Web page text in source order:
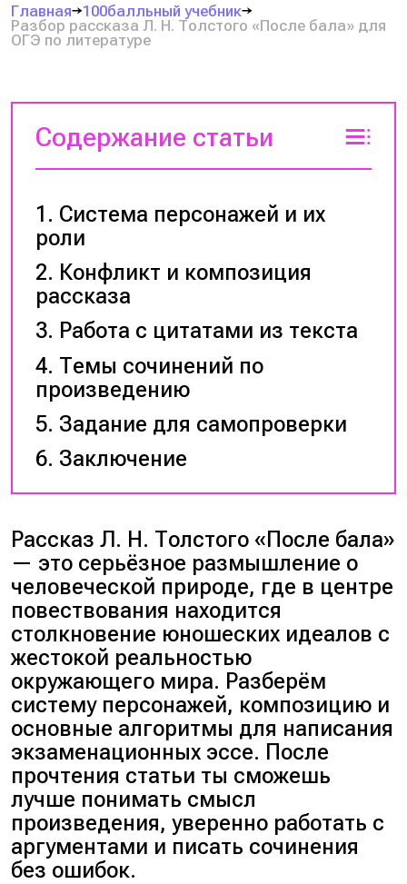
Главная
100балльный учебник
Разбор рассказа Л. Н. Толстого «После бала» для
ОГЭ по литературе
Содержание статьи
Система персонажей и их
роли
Конфликт и композиция
рассказа
Работа с цитатами из текста
Темы сочинений по
произведению
Задание для самопроверки
Заключение
Рассказ Л. Н. Толстого «После бала»
— это серьёзное размышление о
человеческой природе, где в центре
повествования находится
столкновение юношеских идеалов с
жестокой реальностью
окружающего мира. Разберём
систему персонажей, композицию и
основные алгоритмы для написания
экзаменационных эссе. После
прочтения статьи ты сможешь
лучше понимать смысл
произведения, уверенно работать с
аргументами и писать сочинения
без ошибок.